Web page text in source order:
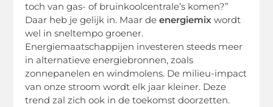
toch van gas- of bruinkoolcentrale’s komen?”
Daar heb je gelijk in. Maar deenergiemix wordt
wel in sneltempo groener.
Energiemaatschappijen investeren steeds meer
in alternatieve energiebronnen, zoals
zonnepanelen en windmolens. De milieu-impact
van onze stroom wordt elk jaar kleiner. Deze
trend zal zich ook in de toekomst doorzetten.